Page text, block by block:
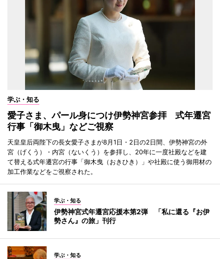
学ぶ・知る
愛子さま、パール身につけ伊勢神宮参拝 式年遷宮
行事「御木曳」などご視察
天皇皇后両陛下の長女愛子さまが8月1日・2日の2日間、伊勢神宮の外
宮（げくう）・内宮（ないくう）を参拝し、20年に一度社殿などを建
て替える式年遷宮の行事「御木曳（おきひき）」や社殿に使う御用材の
加工作業などをご視察された。
学ぶ・知る
伊勢神宮式年遷宮応援本第2弾 「私に還る『お伊
勢さん』の旅」刊行
学ぶ・知る